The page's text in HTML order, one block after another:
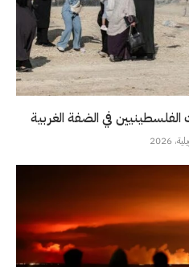
في الضفة الغربية